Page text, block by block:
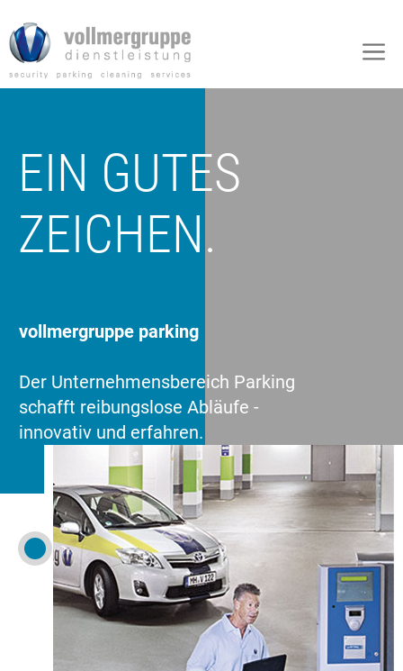
Inhalt
springen
EIN GUTES
ZEICHEN.
vollmergruppe parking
Der Unternehmensbereich Parking
schafft reibungslose Abläufe -
innovativ und erfahren.